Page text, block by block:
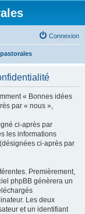
Connexion
« Bonnes idées
par « nous »,
ci-après par
les informations
ci-après par
Premièrement,
phpBB génèrera un
Les deux
et un identifiant